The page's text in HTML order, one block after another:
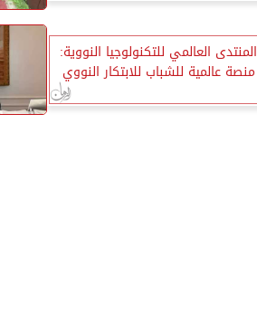
المنتدى العالمي للتكنولوجيا النووية:
منصة عالمية للشباب للابتكار النووي